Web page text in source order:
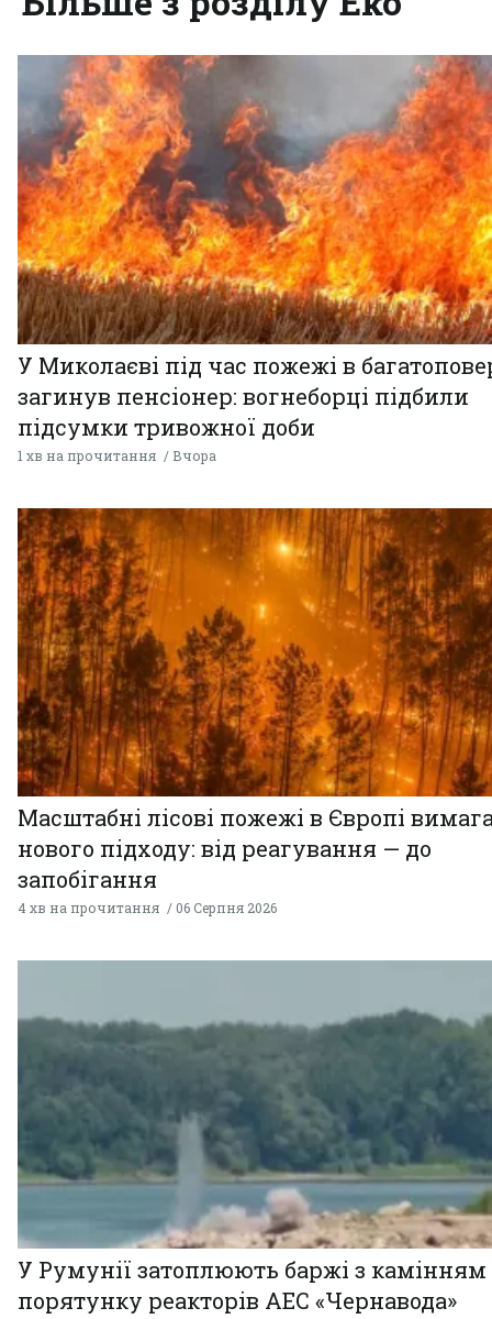
У Миколаєві під час пожежі в
загинув пенсіонер: вогнеборці підбили
підсумки тривожної доби
1 хв на прочитання Вчора
Масштабні лісові пожежі в Європі
нового підходу: від реагування — до
запобігання
4 хв на прочитання 06 Серпня 2026
У Румунії затоплюють баржі з
порятунку реакторів АЕС «Чернавода»